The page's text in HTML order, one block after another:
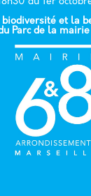
et la
Parc de la